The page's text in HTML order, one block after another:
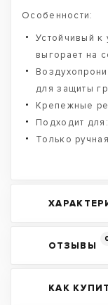
Особенности:
Устойчивый к
выгорает на
для защиты
Крепежные
Подходит
Только
ОТЗЫВЫ
КАК